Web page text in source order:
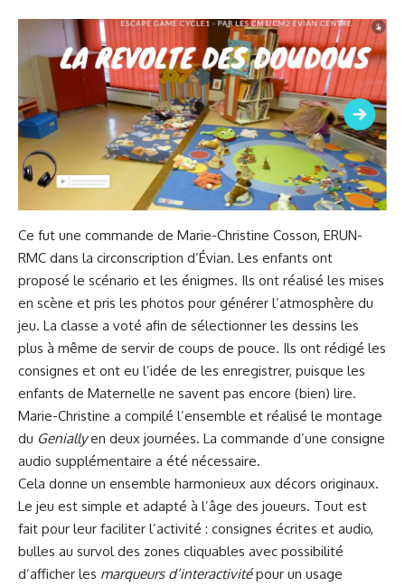
Ce fut une commande de Marie-Christine Cosson, ERUN-
RMC dans la circonscription d’Évian. Les enfants ont
proposé le scénario et les énigmes. Ils ont réalisé les mises
en scène et pris les photos pour générer l’atmosphère du
jeu. La classe a voté afin de sélectionner les dessins les
plus à même de servir de coups de pouce. Ils ont rédigé les
consignes et ont eu l’idée de les enregistrer, puisque les
enfants de Maternelle ne savent pas encore (bien) lire.
Marie-Christine a compilé l’ensemble et réalisé le montage
du Geniallyen deux journées. La commande d’une consigne
audio supplémentaire a été nécessaire.
Cela donne un ensemble harmonieux aux décors originaux.
Le jeu est simple et adapté à l’âge des joueurs. Tout est
fait pour leur faciliter l’activité : consignes écrites et audio,
bulles au survol des zones cliquables avec possibilité
d’afficher les marqueurs d’interactivitépour un usage